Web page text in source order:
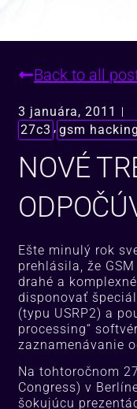
Back to all
3 januára, 2011
27c3 ,gsm hacking
NOVÉ
Ešte minulý rok
prehlásila, že
drahé a
disponovať
(typu USRP2) a
processing“
zaznamenávanie
Na tohtoročnom
Congress) v
šokujúcu